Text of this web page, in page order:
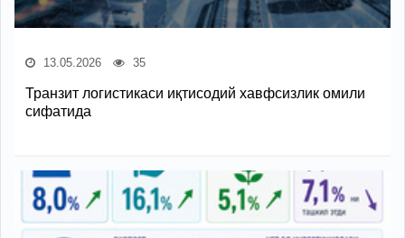
13.05.2026 35
Транзит логистикаси иқтисодий хавфсизлик омили
сифатида